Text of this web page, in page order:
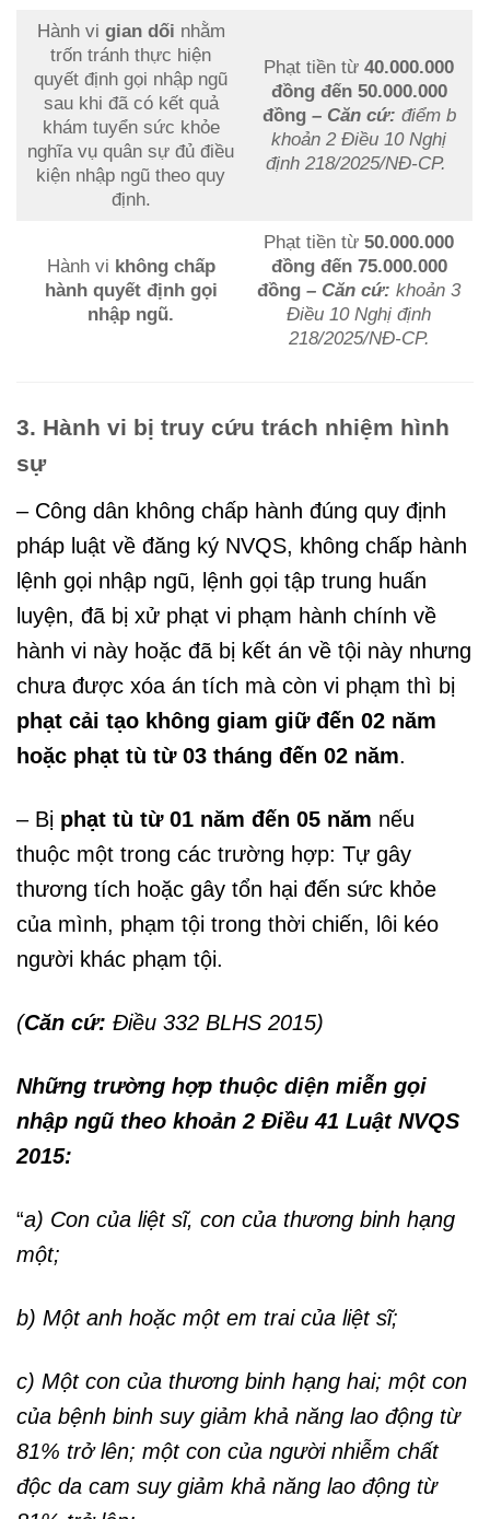
Hành vi gian dối nhằm
trốn tránh thực hiện
quyết định gọi nhập ngũ
sau khi đã có kết quả
khám tuyển sức khỏe
nghĩa vụ quân sự đủ điều
kiện nhập ngũ theo quy
định.
Phạt tiền từ 40.000.000
đồng đến 50.000.000
đồng – Căn cứ: điểm b
khoản 2 Điều 10 Nghị
định 218/2025/NĐ-CP.
Hành vi không chấp
hành quyết định gọi
nhập ngũ.
Phạt tiền từ 50.000.000
đồng đến 75.000.000
đồng – Căn cứ: khoản 3
Điều 10 Nghị định
218/2025/NĐ-CP.
3. Hành vi bị truy cứu trách nhiệm hình
sự
– Công dân không chấp hành đúng quy định
pháp luật về đăng ký NVQS, không chấp hành
lệnh gọi nhập ngũ, lệnh gọi tập trung huấn
luyện, đã bị xử phạt vi phạm hành chính về
hành vi này hoặc đã bị kết án về tội này nhưng
chưa được xóa án tích mà còn vi phạm thì bị
phạt cải tạo không giam giữ đến 02 năm
hoặc phạt tù từ 03 tháng đến 02 năm.
– Bị phạt tù từ 01 năm đến 05 năm nếu
thuộc một trong các trường hợp: Tự gây
thương tích hoặc gây tổn hại đến sức khỏe
của mình, phạm tội trong thời chiến, lôi kéo
người khác phạm tội.
(Căn cứ: Điều 332 BLHS 2015)
Những trường hợp thuộc diện miễn gọi
nhập ngũ theo khoản 2 Điều 41 Luật NVQS
2015:
“a) Con của liệt sĩ, con của thương binh hạng
một;
b) Một anh hoặc một em trai của liệt sĩ;
c) Một con của thương binh hạng hai; một con
của bệnh binh suy giảm khả năng lao động từ
81% trở lên; một con của người nhiễm chất
độc da cam suy giảm khả năng lao động từ